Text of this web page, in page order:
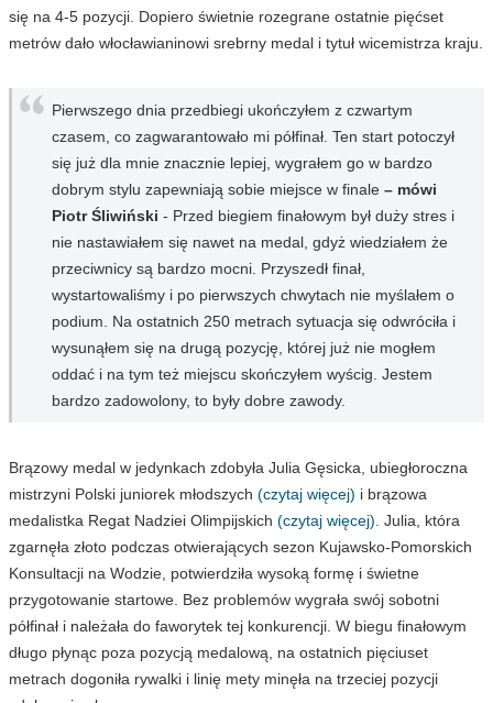
się na 4-5 pozycji. Dopiero świetnie rozegrane ostatnie pięćset
metrów dało włocławianinowi srebrny medal i tytuł wicemistrza kraju.
Pierwszego dnia przedbiegi ukończyłem z czwartym
czasem, co zagwarantowało mi półfinał. Ten start potoczył
się już dla mnie znacznie lepiej, wygrałem go w bardzo
dobrym stylu zapewniają sobie miejsce w finale – mówi
Piotr Śliwiński - Przed biegiem finałowym był duży stres i
nie nastawiałem się nawet na medal, gdyż wiedziałem że
przeciwnicy są bardzo mocni. Przyszedł finał,
wystartowaliśmy i po pierwszych chwytach nie myślałem o
podium. Na ostatnich 250 metrach sytuacja się odwróciła i
wysunąłem się na drugą pozycję, której już nie mogłem
oddać i na tym też miejscu skończyłem wyścig. Jestem
bardzo zadowolony, to były dobre zawody.
Brązowy medal w jedynkach zdobyła Julia Gęsicka, ubiegłoroczna
mistrzyni Polski juniorek młodszych (czytaj więcej) i brązowa
medalistka Regat Nadziei Olimpijskich (czytaj więcej). Julia, która
zgarnęła złoto podczas otwierających sezon Kujawsko-Pomorskich
Konsultacji na Wodzie, potwierdziła wysoką formę i świetne
przygotowanie startowe. Bez problemów wygrała swój sobotni
półfinał i należała do faworytek tej konkurencji. W biegu finałowym
długo płynąc poza pozycją medalową, na ostatnich pięciuset
metrach dogoniła rywalki i linię mety minęła na trzeciej pozycji